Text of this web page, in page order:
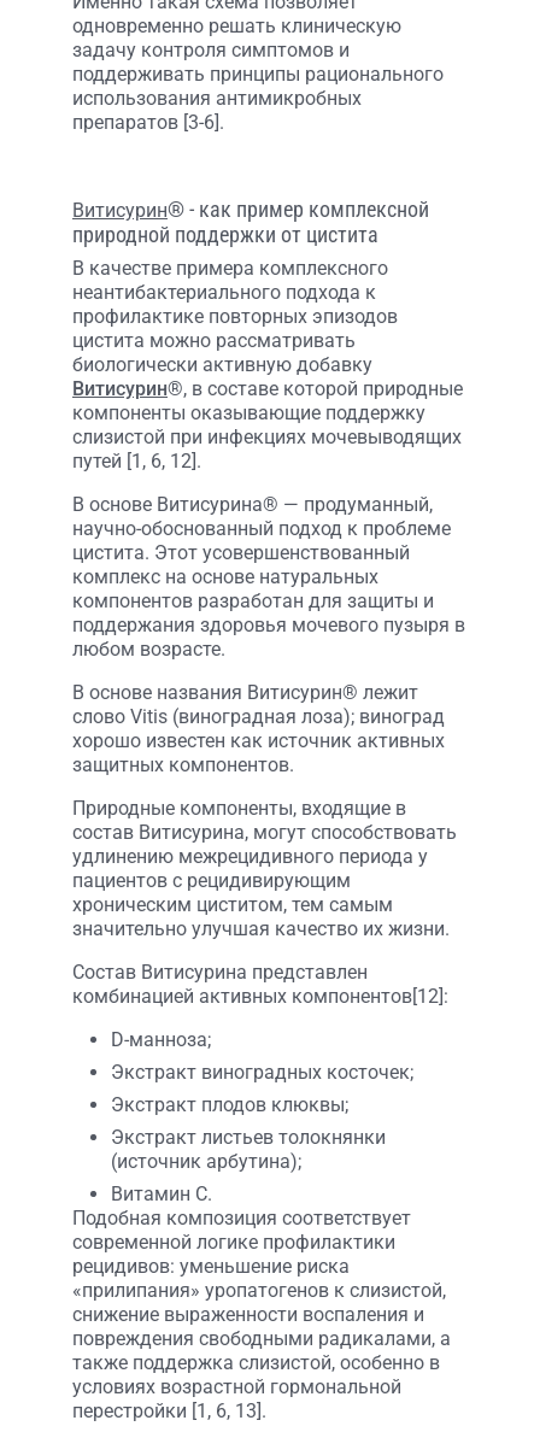
одновременно решать клиническую
задачу контроля симптомов и
поддерживать принципы рационального
использования антимикробных
препаратов [3-6].
Витисурин® - как пример комплексной
природной поддержки от цистита
В качестве примера комплексного
неантибактериального подхода к
профилактике повторных эпизодов
цистита можно рассматривать
биологически активную добавку
Витисурин®, в составе которой природные
компоненты оказывающие поддержку
слизистой при инфекциях мочевыводящих
путей [1, 6, 12].
В основе Витисурина® — продуманный,
научно-обоснованный подход к проблеме
цистита. Этот усовершенствованный
комплекс на основе натуральных
компонентов разработан для защиты и
поддержания здоровья мочевого пузыря в
любом возрасте.
В основе названия Витисурин® лежит
слово Vitis (виноградная лоза); виноград
хорошо известен как источник активных
защитных компонентов.
Природные компоненты, входящие в
состав Витисурина, могут способствовать
удлинению межрецидивного периода у
пациентов с рецидивирующим
хроническим циститом, тем самым
значительно улучшая качество их жизни.
Состав Витисурина представлен
комбинацией активных компонентов[12]:
D-манноза;
Экстракт виноградных косточек;
Экстракт плодов клюквы;
Экстракт листьев толокнянки
(источник арбутина);
Витамин C.
Подобная композиция соответствует
современной логике профилактики
рецидивов: уменьшение риска
«прилипания» уропатогенов к слизистой,
снижение выраженности воспаления и
повреждения свободными радикалами, а
также поддержка слизистой, особенно в
условиях возрастной гормональной
перестройки [1, 6, 13].